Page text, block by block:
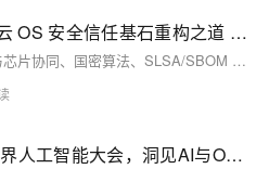
龙蜥专家等共同揭秘专有云 OS 安全信任基石重构之道 |《AI 进化论》第二期
探讨如何通过 TEE、国产 OS 与芯片协同、国密算法、SLSA/SBOM 等技术，从底层操作系统重构信任，帮助用户应对复杂的云上威胁。
龙蜥社区受邀参与2025世界人工智能大会，洞见AI与OS技术融合新范式